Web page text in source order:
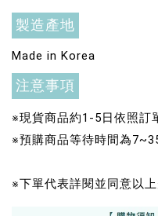
製造產地
Made in Korea
注意事項
※現貨商品約1-5日依照訂
※預購商品等待時間為
※下單代表詳閱並同意以